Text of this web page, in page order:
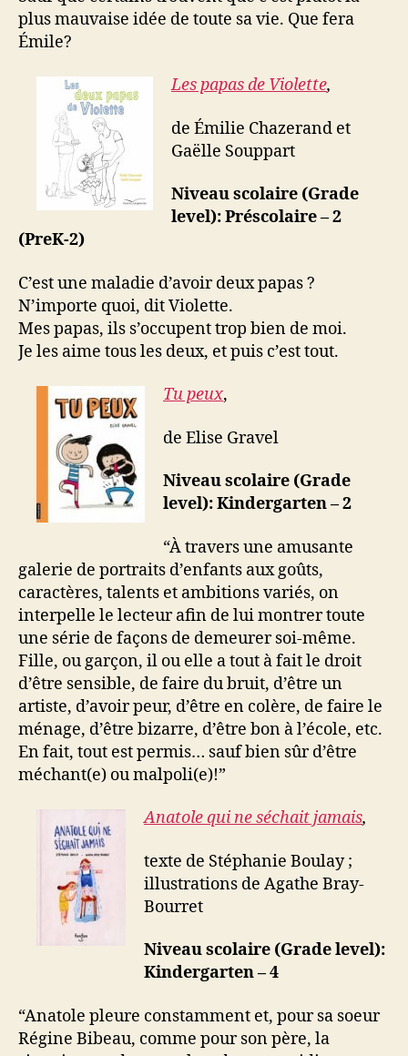
plus mauvaise idée de toute sa vie. Que fera
Émile?
Les papas de Violette,
de Émilie Chazerand et
Gaëlle Souppart
Niveau scolaire (Grade
level): Préscolaire – 2
(PreK-2)
C’est une maladie d’avoir deux papas ?
N’importe quoi, dit Violette.
Mes papas, ils s’occupent trop bien de moi.
Je les aime tous les deux, et puis c’est tout.
Tu peux,
de Elise Gravel
Niveau scolaire (Grade
level): Kindergarten – 2
“À travers une amusante
galerie de portraits d’enfants aux goûts,
caractères, talents et ambitions variés, on
interpelle le lecteur afin de lui montrer toute
une série de façons de demeurer soi-même.
Fille, ou garçon, il ou elle a tout à fait le droit
d’être sensible, de faire du bruit, d’être un
artiste, d’avoir peur, d’être en colère, de faire le
ménage, d’être bizarre, d’être bon à l’école, etc.
En fait, tout est permis… sauf bien sûr d’être
méchant(e) ou malpoli(e)!”
Anatole qui ne séchait jamais,
texte de Stéphanie Boulay ;
illustrations de Agathe Bray-
Bourret
Niveau scolaire (Grade level):
Kindergarten – 4
“Anatole pleure constamment et, pour sa soeur
Régine Bibeau, comme pour son père, la